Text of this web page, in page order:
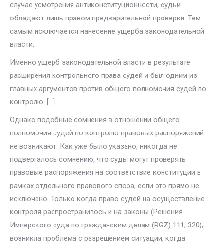
случае усмотрения антикон­ституционности, судьи
обладают лишь правом предварительной провер­ки. Тем
самым исключается нанесение ущерба законодательной
власти.
Именно ущерб законодательной власти в результате
расширения кон­трольного права судей и был одним из
главных аргументов против об­щего полномочия судей по
контролю. […]
Однако подобные сомнения в отношении общего
полномочия судей по контролю правовых распоряжений
не возникают. Как уже было указано, никогда не
подвергалось сомнению, что суды могут проверять
правовые распоряжения на соответствие конституции в
рамках отдельного правово­го спора, если это прямо не
исключено. Только когда право судей на осуще­ствление
контроля распространилось и на законы (Решения
Имперского суда по гражданским делам (RGZ) 111, 320),
возникла проблема с разреше­нием ситуации, когда